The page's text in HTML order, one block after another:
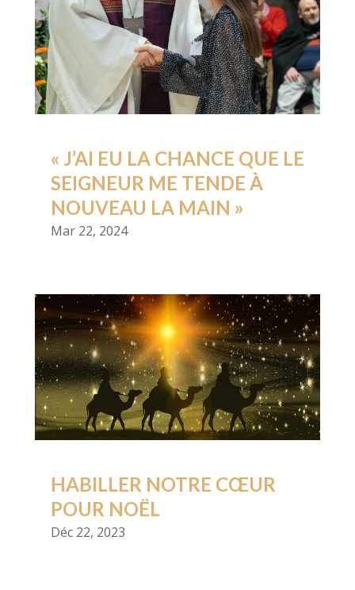
« J’AI EU LA CHANCE QUE LE
SEIGNEUR ME TENDE À
NOUVEAU LA MAIN »
Mar 22, 2024
HABILLER NOTRE CŒUR
POUR NOËL
Déc 22, 2023